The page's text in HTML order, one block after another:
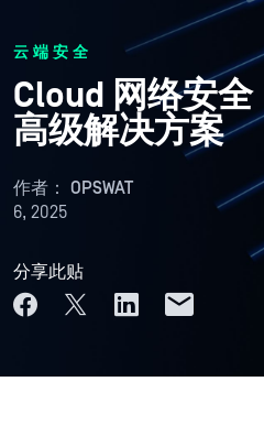
云端安全
Cloud 网络安
高级解决方案
作者： OPSWAT
6, 2025
分享此贴